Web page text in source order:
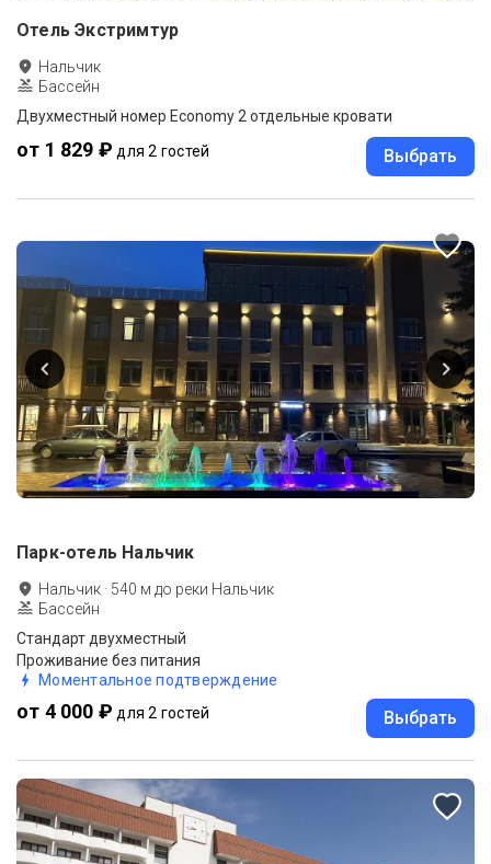
Отель Экстримтур
Нальчик
Бассейн
Двухместный номер Economy 2 отдельные кровати
от 1 829 ₽ для 2 гостей Выбрать
Парк-отель Нальчик
Нальчик · 540 м до реки Нальчик
Бассейн
Стандарт двухместный
Проживание без питания
Моментальное подтверждение
от 4 000 ₽ для 2 гостей Выбрать